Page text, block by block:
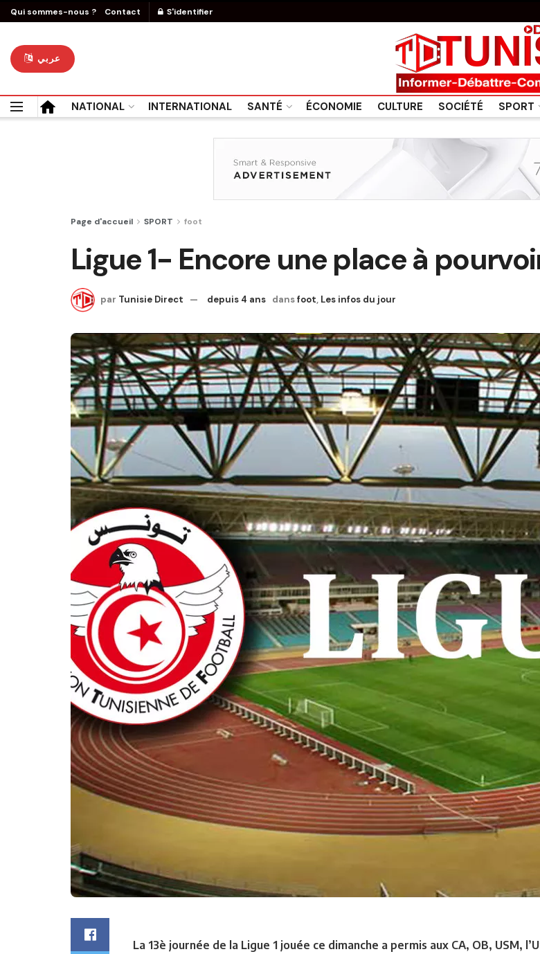
Qui sommes-nous ? Contact S'identifier
عربي
NATIONAL INTERNATIONAL SANTÉ ÉCONOMIE CULTURE SOCIÉTÉ SPORT
Page d'accueil SPORT foot
Ligue 1- Encore une place à
par Tunisie Direct depuis 4 ans dansfoot, Les infos du jour
La 13è journée de la Ligue 1 jouée ce dimanche a permis aux CA, OB, USM,